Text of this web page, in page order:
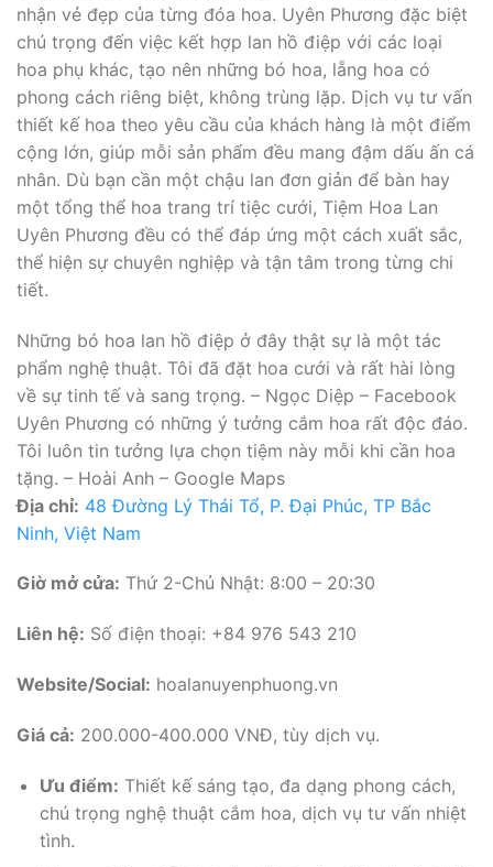
nhận vẻ đẹp của từng đóa hoa. Uyên Phương đặc biệt
chú trọng đến việc kết hợp lan hồ điệp với các loại
hoa phụ khác, tạo nên những bó hoa, lẵng hoa có
phong cách riêng biệt, không trùng lặp. Dịch vụ tư vấn
thiết kế hoa theo yêu cầu của khách hàng là một điểm
cộng lớn, giúp mỗi sản phẩm đều mang đậm dấu ấn cá
nhân. Dù bạn cần một chậu lan đơn giản để bàn hay
một tổng thể hoa trang trí tiệc cưới, Tiệm Hoa Lan
Uyên Phương đều có thể đáp ứng một cách xuất sắc,
thể hiện sự chuyên nghiệp và tận tâm trong từng chi
tiết.
Những bó hoa lan hồ điệp ở đây thật sự là một tác
phẩm nghệ thuật. Tôi đã đặt hoa cưới và rất hài lòng
về sự tinh tế và sang trọng. – Ngọc Diệp – Facebook
Uyên Phương có những ý tưởng cắm hoa rất độc đáo.
Tôi luôn tin tưởng lựa chọn tiệm này mỗi khi cần hoa
tặng. – Hoài Anh – Google Maps
Địa chỉ: 48 Đường Lý Thái Tổ, P. Đại Phúc, TP Bắc
Ninh, Việt Nam
Giờ mở cửa: Thứ 2-Chủ Nhật: 8:00 – 20:30
Liên hệ: Số điện thoại: +84 976 543 210
Website/Social: hoalanuyenphuong.vn
Giá cả: 200.000-400.000 VNĐ, tùy dịch vụ.
Ưu điểm: Thiết kế sáng tạo, đa dạng phong cách,
chú trọng nghệ thuật cắm hoa, dịch vụ tư vấn nhiệt
tình.